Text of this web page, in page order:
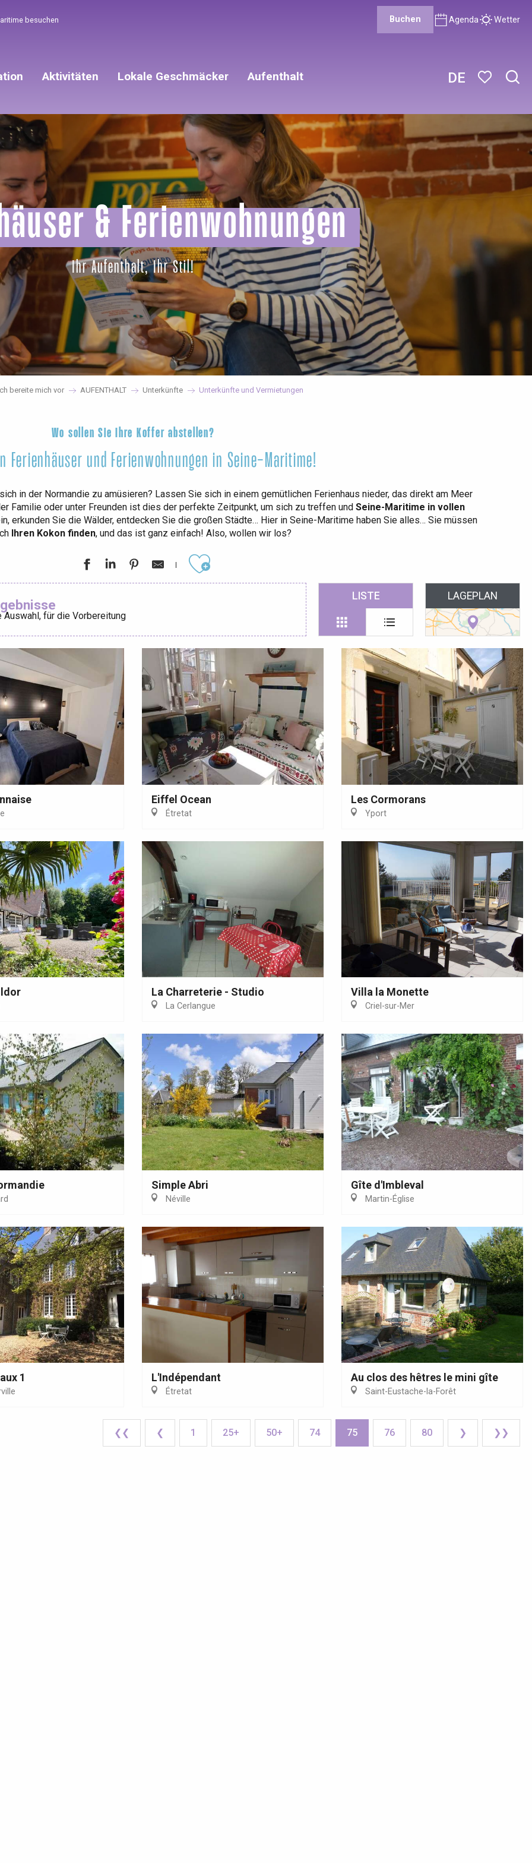
DE
besuchen Buchen Agenda Wetter
Lille 2h30
Bresle
Aktivitäten Lokale Geschmäcker Aufenthalt
& Ferienwohnungen
Ihr Aufenthalt, Ihr Stil!
bereite mich vor AUFENTHALT Unterkünfte Unterkünfte und Vermietungen
Wo sollen Sie Ihre Koffer abstellen?
Ferienhäuser und Ferienwohnungen in Seine-Maritime!
in der Normandie zu amüsieren? Lassen Sie sich in einem gemütlichen Ferienhaus nieder, das direkt am Meer
Familie oder unter Freunden ist dies der perfekte Zeitpunkt, um sich zu treffen und Seine-Maritime in vollen
erkunden Sie die Wälder, entdecken Sie die großen Städte… Hier in Seine-Maritime haben Sie alles… Sie müssen
Ihren Kokon finden, und das ist ganz einfach! Also, wollen wir los?
Ajouter aux favoris
Auswahl, für die Vorbereitung
LISTE LAGEPLAN
Eiffel Ocean
Étretat
Les Cormorans
Yport
La Charreterie - Studio
La Cerlangue
Villa la Monette
Criel-sur-Mer
Simple Abri
Néville
Gîte d'Imbleval
Martin-Église
1 L'Indépendant
Étretat
Au clos des hêtres le mini gîte
Saint-Eustache-la-Forêt
❮❮ ❮ 1 25+ 50+ 74 75 76 80 ❯ ❯❯